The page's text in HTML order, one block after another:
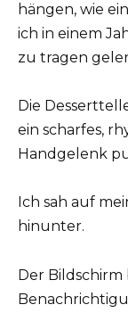
hängen, wie
ich in einem
zu tragen
Die
ein scharfes,
Handgelenk
Ich sah auf
hinunter.
Der